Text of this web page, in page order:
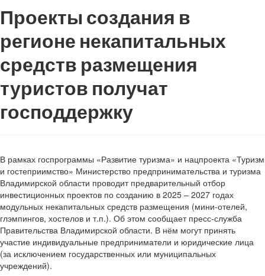
Проекты создания в
регионе некапитальных
средств размещения
туристов получат
господдержку
В рамках госпрограммы «Развитие туризма» и нацпроекта «Туризм
и гостеприимство» Министерство предпринимательства и туризма
Владимирской области проводит предварительный отбор
инвестиционных проектов по созданию в 2025 – 2027 годах
модульных некапитальных средств размещения (мини-отелей,
глэмпингов, хостелов и т.п.). Об этом сообщает пресс-служба
Правительства Владимирской области. В нём могут принять
участие индивидуальные предприниматели и юридические лица
(за исключением государственных или муниципальных
учреждений).